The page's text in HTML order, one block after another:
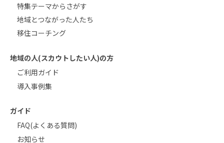
特集テーマからさがす
地域とつながった人たち
移住コーチング
地域の人(スカウトしたい人)の方
ご利用ガイド
導入事例集
ガイド
FAQ(よくある質問)
お知らせ